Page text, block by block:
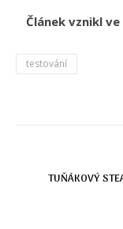
Článek vznikl
testování
TUŇÁKOVÝ